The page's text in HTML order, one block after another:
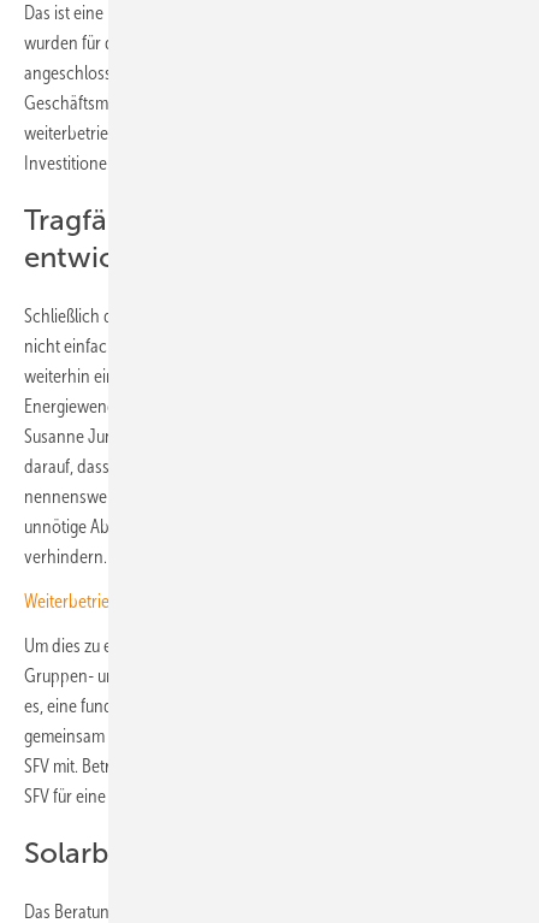
Das ist eine Herausforderung. Denn die meisten dieser Anlagen
wurden für die Volleinspeisung des produzierten Stroms ans Netz
angeschlossen. Der Eigenverbrauch kam erst viel später als
Geschäftsmodell hinzu. Damit diese Anlagen wirtschaftlich
weiterbetrieben werden können, sind fast immer Umstellungen und
Investitionen notwendig.
Tragfähige Weiterbetriebsstrategien
entwickeln
Schließlich dürfen aufgrund der installierten Leistung diese Anlagen
nicht einfach zum Auslaufmodell werden. „Ü20-Anlagen leisten
weiterhin einen wichtigen Beitrag zur Stromversorgung und zur
Energiewende – ihr Wegfall wäre energiepolitisch fatal“, warnt
Susanne Jung, leitende Geschäftsführerin des SFV. Sie verweist
darauf, dass die ältesten Anlagen seit 36 Jahren laufen – viele ohne
nennenswerten Leistungsabfall. Daher möchte der Verein eine
unnötige Abschaltung oder einen vorzeitigen Rückbau der Anlagen
verhindern.
Weiterbetrieb mit PPA oder Repowering?
Um dies zu erreichen, bietet der Verein seit Januar 2026 kostenfreie
Gruppen- und Einzelberatungen speziell für Ü20-Anlagen an. Ziel ist
es, eine fundierte Entscheidungsgrundlage zu schaffen und
gemeinsam tragfähige Weiterbetriebsstrategien zu entwickeln, teilt der
SFV mit. Betroffene Anlagenbetreibende sind eingeladen, sich beim
SFV für eine Beratung zu melden.
Solarbrief zum Thema Altanlagen
Das Beratungsangebot wird flankiert von einem kürzlich